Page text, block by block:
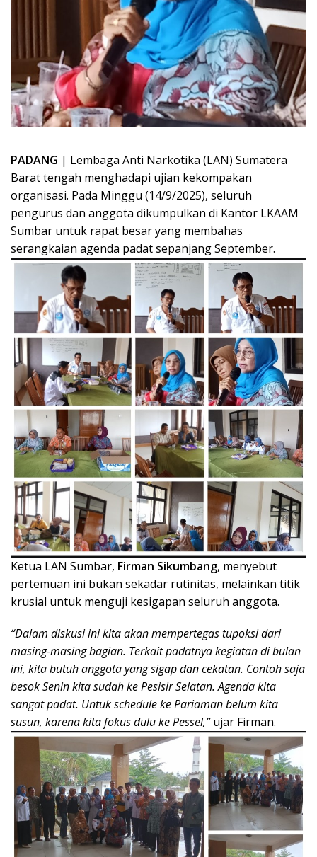
PADANG | Lembaga Anti Narkotika (LAN) Sumatera
Barat tengah menghadapi ujian kekompakan
organisasi. Pada Minggu (14/9/2025), seluruh
pengurus dan anggota dikumpulkan di Kantor LKAAM
Sumbar untuk rapat besar yang membahas
serangkaian agenda padat sepanjang September.
Ketua LAN Sumbar, Firman Sikumbang, menyebut
pertemuan ini bukan sekadar rutinitas, melainkan titik
krusial untuk menguji kesigapan seluruh anggota.
“Dalam diskusi ini kita akan mempertegas tupoksi dari
masing-masing bagian. Terkait padatnya kegiatan di bulan
ini, kita butuh anggota yang sigap dan cekatan. Contoh saja
besok Senin kita sudah ke Pesisir Selatan. Agenda kita
sangat padat. Untuk schedule ke Pariaman belum kita
susun, karena kita fokus dulu ke Pessel,”ujar Firman.